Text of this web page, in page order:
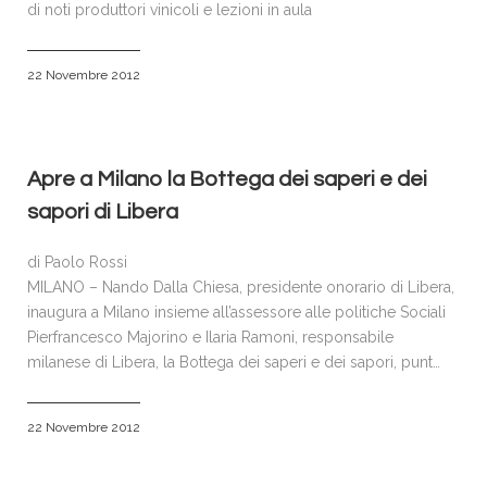
di noti produttori vinicoli e lezioni in aula
22 Novembre 2012
Apre a Milano la Bottega dei saperi e dei
sapori di Libera
di Paolo Rossi
MILANO – Nando Dalla Chiesa, presidente onorario di Libera,
inaugura a Milano insieme all’assessore alle politiche Sociali
Pierfrancesco Majorino e Ilaria Ramoni, responsabile
milanese di Libera, la Bottega dei saperi e dei sapori, punt…
22 Novembre 2012